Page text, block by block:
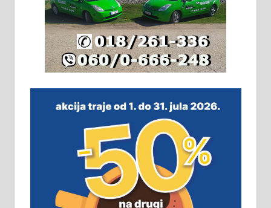
Издајем комплетно опремљену
халу на Житковачком путу, на
плацу површине око 7 ари.
064/321-80-51; 063/102-35-25
незавршена кућа површине 160
м2 са плацем од 8 ари у Зеленом
виру у Алексинцу. Могућа
замена. 064/21-63-584
ПОСЛОВНИ ОГЛАСИ
Рудник и флотација Рудник